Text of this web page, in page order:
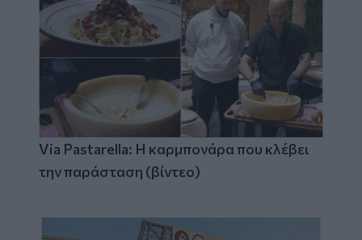
Via Pastarella: Η καρμπονάρα που κλέβει
την παράσταση (βίντεο)